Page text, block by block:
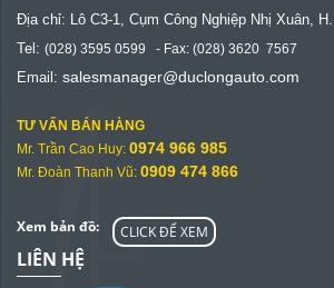
Địa chỉ: Lô C3-1, Cụm Công Nghiệp Nhị Xuân,
Tel: (028) 3595 0599 - Fax: (028) 3620 7567
Email: salesmanager@duclongauto.com
TƯ VẤN BÁN HÀNG
Mr. Trần Cao Huy: 0974 966 985
Mr. Đoàn Thanh Vũ: 0909 474 866
Xem bản đồ: CLICK ĐỂ XEM
LIÊN HỆ